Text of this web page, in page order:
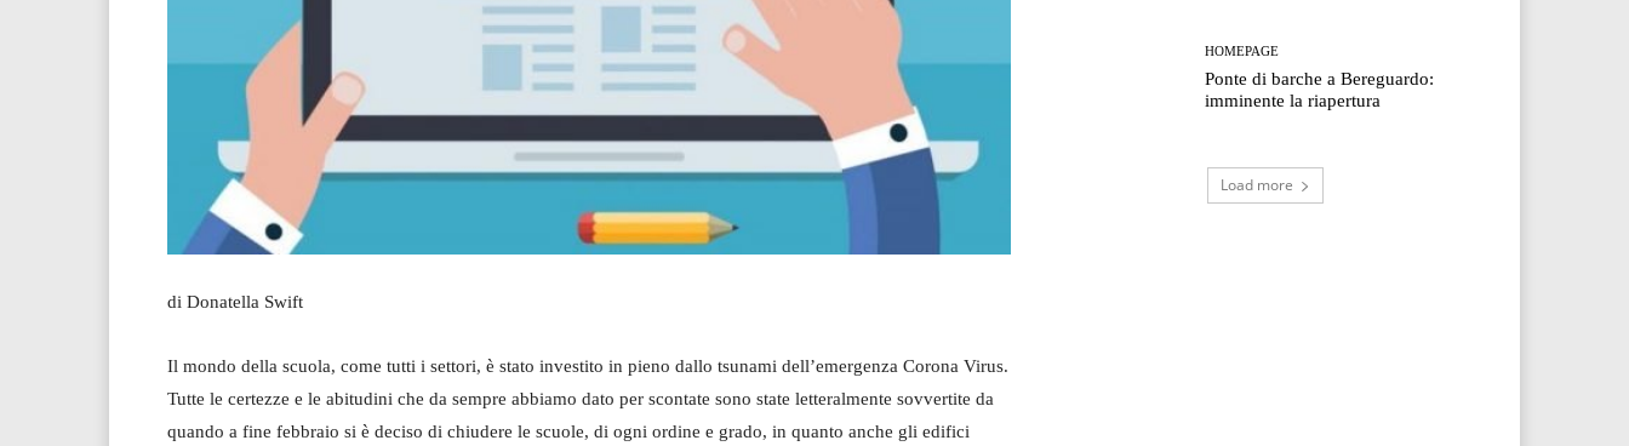
di Donatella Swift
Il mondo della scuola, come tutti i settori, è stato investito in pieno dallo tsunami dell’emergenza Corona Virus.
Tutte le certezze e le abitudini che da sempre abbiamo dato per scontate sono state letteralmente sovvertite da
quando a fine febbraio si è deciso di chiudere le scuole, di ogni ordine e grado, in quanto anche gli edifici
HOMEPAGE
Ponte di barche a Bereguardo:
imminente la riapertura
Load more